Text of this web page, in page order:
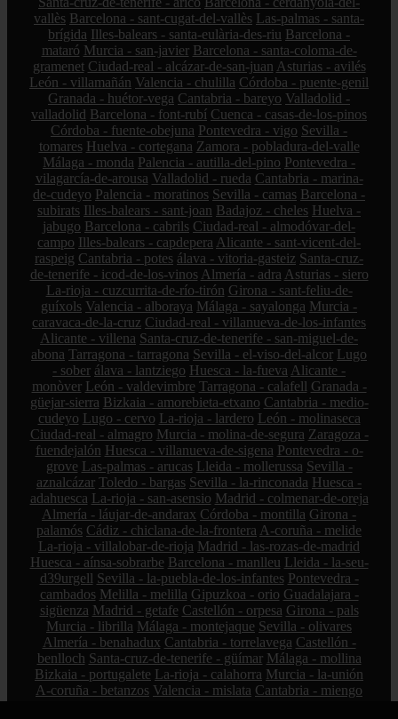
vallès Barcelona - sant-cugat-del-vallès Las-palmas - santa-
brígida Illes-balears - santa-eulària-des-riu Barcelona -
mataró Murcia - san-javier Barcelona - santa-coloma-de-
gramenet Ciudad-real - alcázar-de-san-juan Asturias - avilés
León - villamañán Valencia - chulilla Córdoba - puente-genil
Granada - huétor-vega Cantabria - bareyo Valladolid -
valladolid Barcelona - font-rubí Cuenca - casas-de-los-pinos
Córdoba - fuente-obejuna Pontevedra - vigo Sevilla -
tomares Huelva - cortegana Zamora - pobladura-del-valle
Málaga - monda Palencia - autilla-del-pino Pontevedra -
vilagarcía-de-arousa Valladolid - rueda Cantabria - marina-
de-cudeyo Palencia - moratinos Sevilla - camas Barcelona -
subirats Illes-balears - sant-joan Badajoz - cheles Huelva -
jabugo Barcelona - cabrils Ciudad-real - almodóvar-del-
campo Illes-balears - capdepera Alicante - sant-vicent-del-
raspeig Cantabria - potes álava - vitoria-gasteiz Santa-cruz-
de-tenerife - icod-de-los-vinos Almería - adra Asturias - siero
La-rioja - cuzcurrita-de-río-tirón Girona - sant-feliu-de-
guíxols Valencia - alboraya Málaga - sayalonga Murcia -
caravaca-de-la-cruz Ciudad-real - villanueva-de-los-infantes
Alicante - villena Santa-cruz-de-tenerife - san-miguel-de-
abona Tarragona - tarragona Sevilla - el-viso-del-alcor Lugo
- sober álava - lantziego Huesca - la-fueva Alicante -
monòver León - valdevimbre Tarragona - calafell Granada -
güejar-sierra Bizkaia - amorebieta-etxano Cantabria - medio-
cudeyo Lugo - cervo La-rioja - lardero León - molinaseca
Ciudad-real - almagro Murcia - molina-de-segura Zaragoza -
fuendejalón Huesca - villanueva-de-sigena Pontevedra - o-
grove Las-palmas - arucas Lleida - mollerussa Sevilla -
aznalcázar Toledo - bargas Sevilla - la-rinconada Huesca -
adahuesca La-rioja - san-asensio Madrid - colmenar-de-oreja
Almería - láujar-de-andarax Córdoba - montilla Girona -
palamós Cádiz - chiclana-de-la-frontera A-coruña - melide
La-rioja - villalobar-de-rioja Madrid - las-rozas-de-madrid
Huesca - aínsa-sobrarbe Barcelona - manlleu Lleida - la-seu-
d39urgell Sevilla - la-puebla-de-los-infantes Pontevedra -
cambados Melilla - melilla Gipuzkoa - orio Guadalajara -
sigüenza Madrid - getafe Castellón - orpesa Girona - pals
Murcia - librilla Málaga - montejaque Sevilla - olivares
Almería - benahadux Cantabria - torrelavega Castellón -
benlloch Santa-cruz-de-tenerife - güímar Málaga - mollina
Bizkaia - portugalete La-rioja - calahorra Murcia - la-unión
A-coruña - betanzos Valencia - mislata Cantabria - miengo